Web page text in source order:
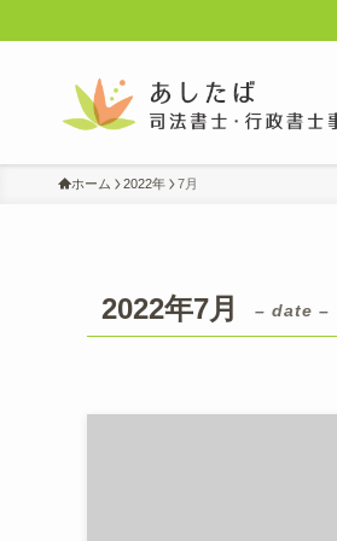
ホーム 2022年 7月
2022年7月 – date –